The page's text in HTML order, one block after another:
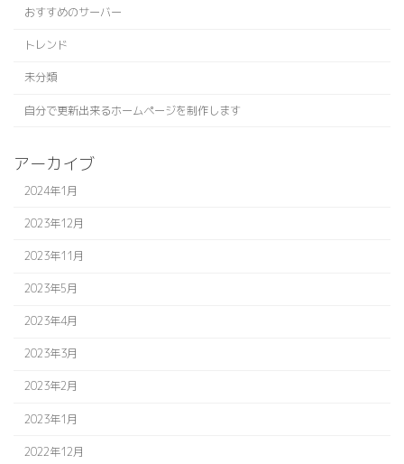
おすすめのサーバー
トレンド
未分類
自分で更新出来るホームページを制作します
アーカイブ
2024年1月
2023年12月
2023年11月
2023年5月
2023年4月
2023年3月
2023年2月
2023年1月
2022年12月